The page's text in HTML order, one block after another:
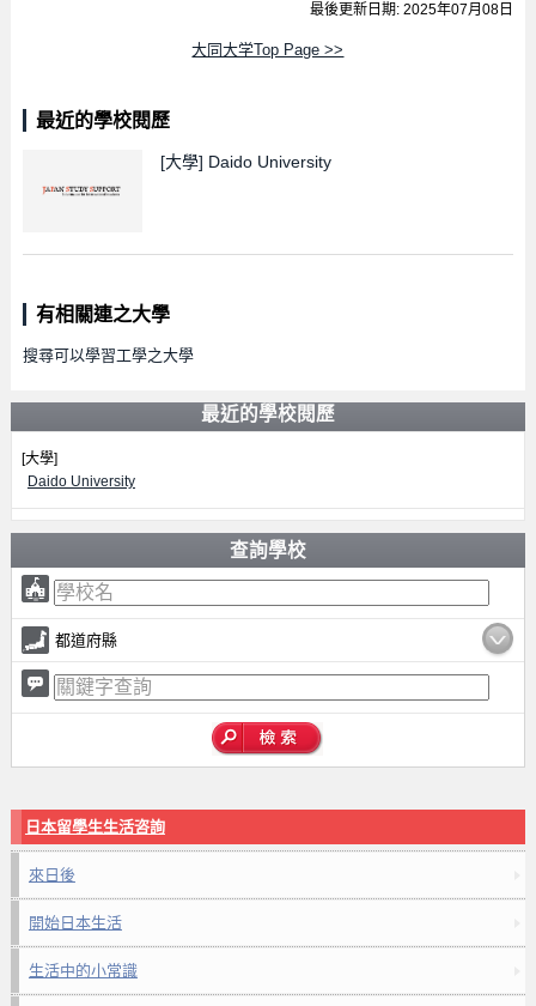
最後更新日期: 2025年07月08日
大同大学Top Page >>
最近的學校閱歷
[大學] Daido University
有相關連之大學
搜尋可以學習工學之大學
最近的學校閱歷
[大學]
Daido University
查詢學校
都道府縣
日本留學生生活咨詢
來日後
開始日本生活
生活中的小常識